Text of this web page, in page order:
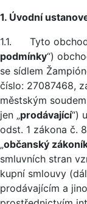
1. Úvodní
1.1. Tyto
podmínky“)
se sídlem
číslo: 27087468,
městským
jen „prodávající“)
odst. 1 zákona č.
„občanský
smluvních stran
kupní smlouvy
prodávajícím a